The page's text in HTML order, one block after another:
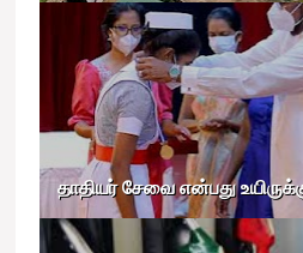
தாதியர் சேவை என்பது